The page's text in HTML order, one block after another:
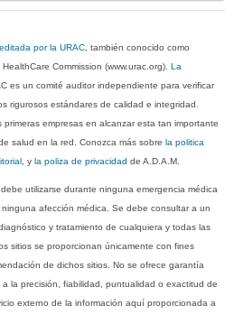
por la URAC, también conocido como
Commission (www.urac.org).La
es un comité auditor independiente para verificar
rigurosos estándares de calidad e integridad.
primeras empresas en alcanzar esta tan importante
salud en la red. Conozca más sobrela politica
, yla poliza de privacidad de A.D.A.M.
utilizarse durante ninguna emergencia médica
afección médica. Se debe consultar a un
y tratamiento de cualquiera y todas las
sitios se proporcionan únicamente con fines
de dichos sitios. No se ofrece garantía
la precisión, fiabilidad, puntualidad o exactitud de
externo de la información aquí proporcionada a